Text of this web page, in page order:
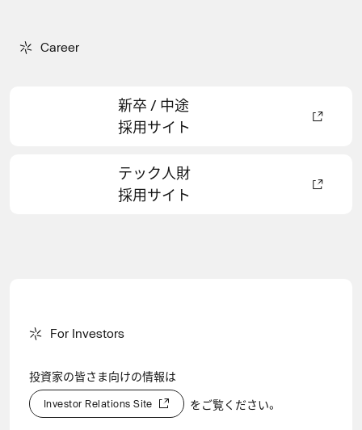
Career
Career
新卒 / 中途
採用サイト
テック人財
採用サイト
For Investors
For Investors
投資家の皆さま向けの情報は
Investor Relations Site
Investor Relations Site
をご覧ください。
会社概要